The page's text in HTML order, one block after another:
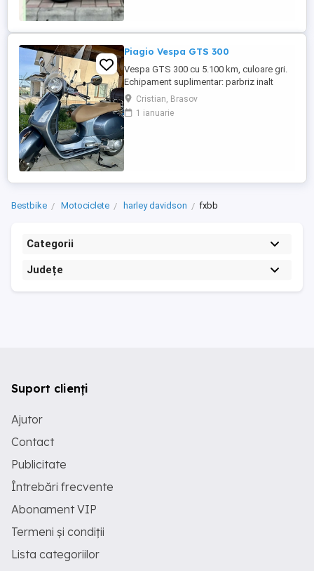
Piagio Vespa GTS 300
Vespa GTS 300 cu 5.100 km, culoare gri.
Echipament suplimentar: parbriz inalt
Faco (montat 2026), geanta portbagaj
Classic; prelungitor scarite pasager;
suspensie fata Bitubo si frane fata spate
Cristian, Brasov
1 ianuarie
Bestbike Motociclete harley davidson fxbb
Categorii
Județe
Suport clienți
Ajutor
Contact
Publicitate
Întrebări frecvente
Abonament VIP
Termeni și condiții
Lista categoriilor